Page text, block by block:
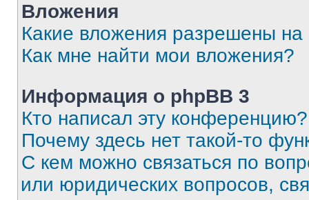
Вложения
Какие вложения разрешены
Как мне найти мои вложения?
Информация о phpBB 3
Кто написал эту конференцию?
Почему здесь нет такой-то
С кем можно связаться по
или юридических вопросов,